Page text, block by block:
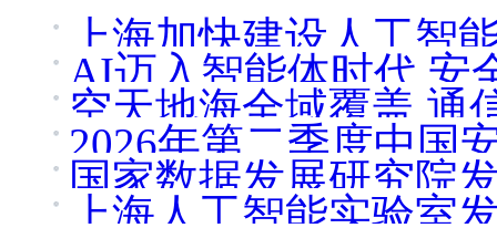
上海加快建设人工智
AI迈入智能体时代 安
空天地海全域覆盖 通
2026年第二季度中国
国家数据发展研究院
上海人工智能实验室